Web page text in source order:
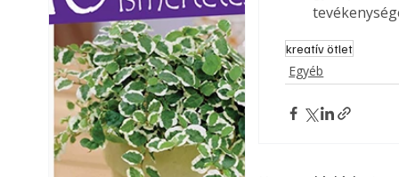
kreatív ötlet
Egyéb